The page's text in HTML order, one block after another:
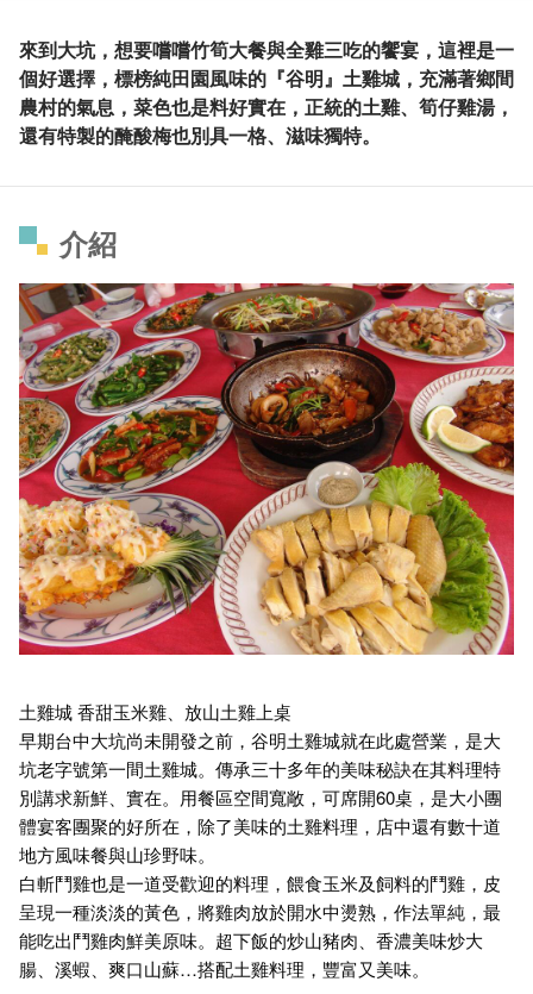
來到大坑，想要嚐嚐竹筍大餐與全雞三吃的饗宴，這裡是一
個好選擇，標榜純田園風味的『谷明』土雞城，充滿著鄉間
農村的氣息，菜色也是料好實在，正統的土雞、筍仔雞湯，
還有特製的醃酸梅也別具一格、滋味獨特。
介紹
土雞城 香甜玉米雞、放山土雞上桌
早期台中大坑尚未開發之前，谷明土雞城就在此處營業，是大
坑老字號第一間土雞城。傳承三十多年的美味秘訣在其料理特
別講求新鮮、實在。用餐區空間寬敞，可席開60桌，是大小團
體宴客團聚的好所在，除了美味的土雞料理，店中還有數十道
地方風味餐與山珍野味。
白斬鬥雞也是一道受歡迎的料理，餵食玉米及飼料的鬥雞，皮
呈現一種淡淡的黃色，將雞肉放於開水中燙熟，作法單純，最
能吃出鬥雞肉鮮美原味。超下飯的炒山豬肉、香濃美味炒大
腸、溪蝦、爽口山蘇…搭配土雞料理，豐富又美味。